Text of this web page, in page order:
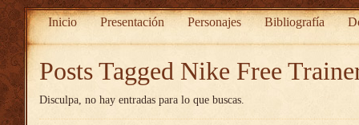
Inicio Presentación Personajes Bibliografía
Posts Tagged Nike Free
Disculpa, no hay entradas para lo que buscas.